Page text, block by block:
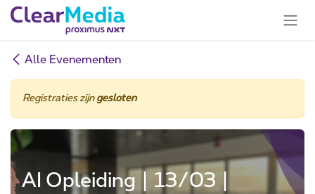
Overslaan naar inhoud
Alle Evenementen
Registraties zijn gesloten
AI Opleiding | 13/03 |